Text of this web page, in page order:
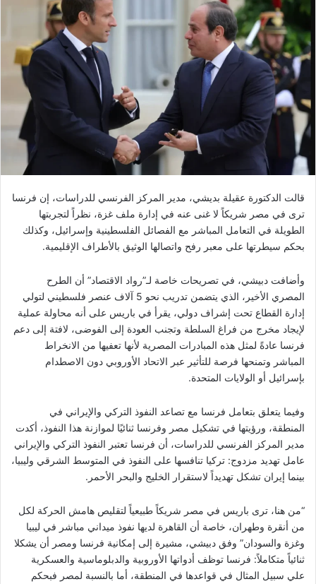
قالت الدكتورة عقيلة بديشي، مدير المركز الفرنسي للدراسات، إن فرنسا
ترى في مصر شريكاً لا غنى عنه في إدارة ملف غزة، نظراً لتجربتها
الطويلة في التعامل المباشر مع الفصائل الفلسطينية وإسرائيل، وكذلك
بحكم سيطرتها على معبر رفح واتصالها الوثيق بالأطراف الإقليمية.
وأضافت دبيشي، في تصريحات خاصة لـ”رواد الاقتصاد” أن الطرح
المصري الأخير، الذي يتضمن تدريب نحو 5 آلاف عنصر فلسطيني لتولي
إدارة القطاع تحت إشراف دولي، يقرأ في باريس على أنه محاولة عملية
لإيجاد مخرج من فراغ السلطة وتجنب العودة إلى الفوضى، لافتة إلى دعم
فرنسا عادةً لمثل هذه المبادرات المصرية لأنها تعفيها من الانخراط
المباشر وتمنحها فرصة للتأثير عبر الاتحاد الأوروبي دون الاصطدام
بإسرائيل أو الولايات المتحدة.
وفيما يتعلق بتعامل فرنسا مع تصاعد النفوذ التركي والإيراني في
المنطقة، ورؤيتها في تشكيل مصر وفرنسا ثنائيًا لموازنة هذا النفوذ، أكدت
مدير المركز الفرنسي للدراسات، أن فرنسا تعتبر النفوذ التركي والإيراني
عامل تهديد مزدوج: تركيا تنافسها على النفوذ في المتوسط الشرقي وليبيا،
بينما إيران تشكل تهديداً لاستقرار الخليج والبحر الأحمر.
“من هنا، ترى باريس في مصر شريكاً طبيعياً لتقليص هامش الحركة لكل
من أنقرة وطهران، خاصة أن القاهرة لديها نفوذ ميداني مباشر في ليبيا
وغزة والسودان” وفق دبيشي، مشيرة إلى إمكانية فرنسا ومصر أن يشكلا
ثنائياً متكاملاً: فرنسا توظف أدواتها الأوروبية والدبلوماسية والعسكرية
علي سبيل المثال في قواعدها في المنطقة، أما بالنسبة لمصر فبحكم